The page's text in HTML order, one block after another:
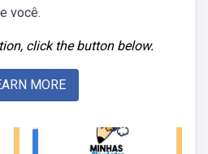
você.
click the button below.
MORE